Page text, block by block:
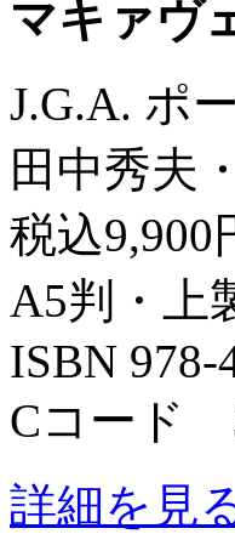
マキァヴ
J.G.A. ポ
田中秀夫
税込9,900
A5判・上
ISBN 978-
Cコード
詳細を見